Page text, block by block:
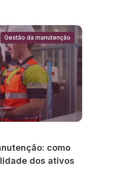
Gestão da manutenção
como
dos ativos